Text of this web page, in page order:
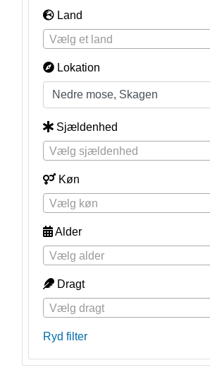
Land
Vælg et land
Lokation
Sjældenhed
Vælg sjældenhed
Køn
Vælg køn
Alder
Vælg alder
Dragt
Vælg dragt
Ryd filter